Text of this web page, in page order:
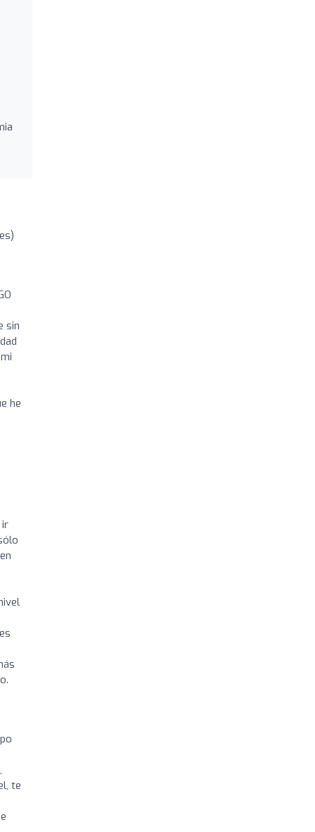
sin
he
ir
te